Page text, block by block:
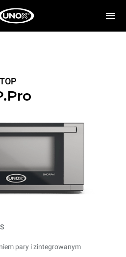
pary i zintegrowanym